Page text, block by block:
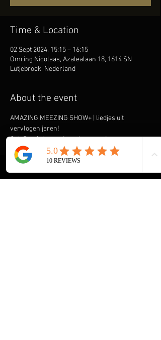
Time & Location
02 Sept 2024, 15:15 – 16:15
Omring Nicolaas, Azalealaan 18, 1614 SN
Lutjebroek, Nederland
About the event
AMAZING MEEZING SHOW+ | liedjes uit
vervlogen jaren!
Ook René draagt de ouderen onder ons een
warm hart toe en komt graag spelen & zingen
om hen een onvergetelijke ochtend of middag
te bezorgen. Speciaal heeft hij de AMAZING
MEEZING SHOW+ samengesteld met liedjes uit